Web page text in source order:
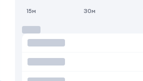
15м 30м